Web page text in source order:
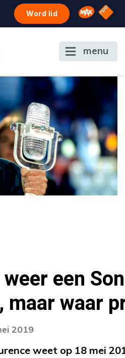
Word lid Omroep
NPO
menu
een
maar waar
2019
weet op 18 mei